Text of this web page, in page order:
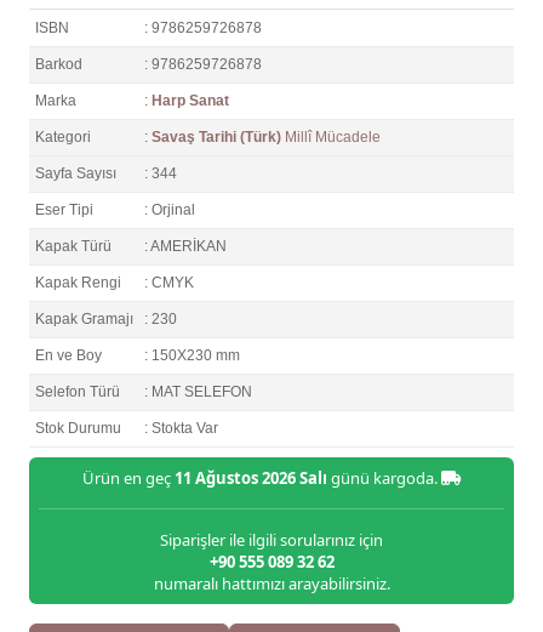
ISBN : 9786259726878
Barkod : 9786259726878
Marka : Harp Sanat
Kategori : Savaş Tarihi (Türk) Millî Mücadele
Sayfa Sayısı : 344
Eser Tipi : Orjinal
Kapak Türü : AMERİKAN
Kapak Rengi : CMYK
Kapak Gramajı : 230
En ve Boy : 150X230 mm
Selefon Türü : MAT SELEFON
Stok Durumu : Stokta Var
Ürün en geç 11 Ağustos 2026 Salı günü kargoda.
Siparişler ile ilgili sorularınız için
+90 555 089 32 62
numaralı hattımızı arayabilirsiniz.